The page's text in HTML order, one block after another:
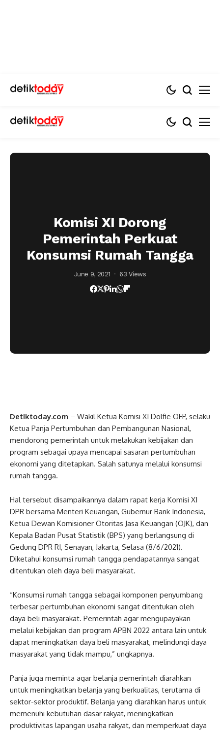
Komisi XI Dorong
Pemerintah Perkuat
Konsumsi Rumah Tangga
June 9, 2021 63 Views
Detiktoday.com – Wakil Ketua Komisi XI Dolfie OFP, selaku
Ketua Panja Pertumbuhan dan Pembangunan Nasional,
mendorong pemerintah untuk melakukan kebijakan dan
program sebagai upaya mencapai sasaran pertumbuhan
ekonomi yang ditetapkan. Salah satunya melalui konsumsi
rumah tangga.
Hal tersebut disampaikannya dalam rapat kerja Komisi XI
DPR bersama Menteri Keuangan, Gubernur Bank Indonesia,
Ketua Dewan Komisioner Otoritas Jasa Keuangan (OJK), dan
Kepala Badan Pusat Statistik (BPS) yang berlangsung di
Gedung DPR RI, Senayan, Jakarta, Selasa (8/6/2021).
Diketahui konsumsi rumah tangga pendapatannya sangat
ditentukan oleh daya beli masyarakat.
“Konsumsi rumah tangga sebagai komponen penyumbang
terbesar pertumbuhan ekonomi sangat ditentukan oleh
daya beli masyarakat. Pemerintah agar mengupayakan
melalui kebijakan dan program APBN 2022 antara lain untuk
dapat meningkatkan daya beli masyarakat, melindungi daya
masyarakat yang tidak mampu,” ungkapnya.
Panja juga meminta agar belanja pemerintah diarahkan
untuk meningkatkan belanja yang berkualitas, terutama di
sektor-sektor produktif. Belanja yang diarahkan harus untuk
memenuhi kebutuhan dasar rakyat, meningkatkan
produktivitas lapangan usaha rakyat, dan memperkuat daya